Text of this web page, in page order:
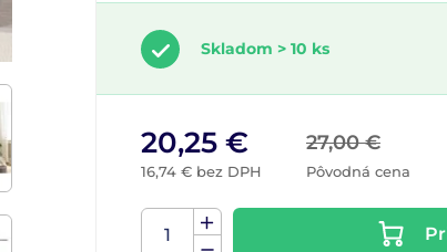
Skladom > 10 ks
27,00 €
Pôvodná cena
20,25 €
16,74 € bez DPH